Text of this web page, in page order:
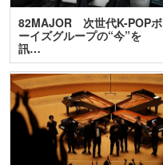
82MAJOR 次世代K-POPボ
ーイズグループの“今”を
訊…